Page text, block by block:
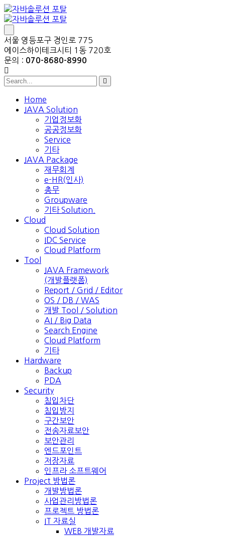
서울 영등포구 경인로 775
에이스하이테크시티 1동 720호
문의 : 070-8680-8990
Home
JAVA Solution
기업정보화
공공정보화
Service
기타
JAVA Package
재무회계
e-HR(인사)
총무
Groupware
기타 Solution.
Cloud
Cloud Solution
IDC Service
Cloud Platform
Tool
JAVA Framework
(개발플랫폼)
Report / Grid / Editor
OS / DB / WAS
개발 Tool / Solution
AI / Big Data
Search Engine
Cloud Platform
기타
Hardware
Backup
PDA
Security
침입차단
침입방지
구간보안
전송자료보안
보안관리
엔드포인트
저장자료
인프라 소프트웨어
Project 방법론
개발방법론
사업관리방법론
프로젝트 방법론
IT 자료실
WEB 개발자료